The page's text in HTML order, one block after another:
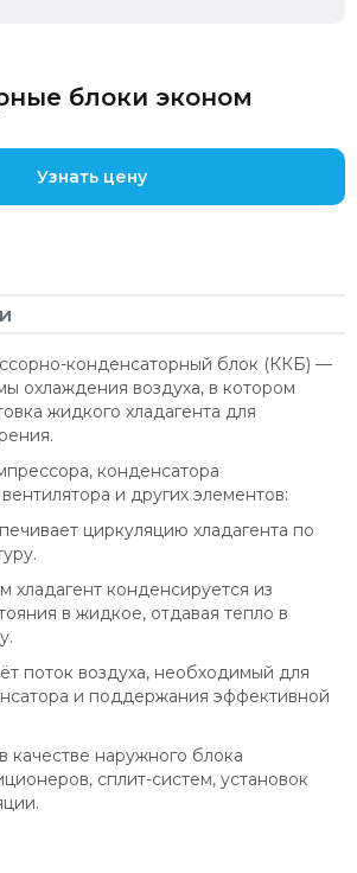
блоки эконом
Узнать цену
конденсаторный блок (ККБ) —
охлаждения воздуха, в котором
жидкого хладагента для
конденсатора
и других элементов:
циркуляцию хладагента по
хладагент конденсируется из
в жидкое, отдавая тепло в
поток воздуха, необходимый для
и поддержания эффективной
качестве наружного блока
сплит-систем, установок